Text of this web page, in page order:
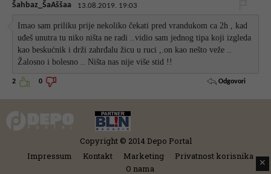
Šahbaz_ŠaAššaa 13.08.2019. 19:03
Imao sam priliku prije nekoliko čekati pred vrandukom ca 2h , kad
uđeš unutra tu niko ništa ne radi ..vidio sam jednog tipa koji izgleda
kao beskućnik i drži zahrđalu žicu u ruci ,.on kao nešto veže ..
Žalosno i bolesno .. Ništa nas nije više stid !!
2 0 Odgovori
Copyright © 2014 Depo Portal
Impressum
Kontakt Marketing
Privatnost korisnika
O nama
✕